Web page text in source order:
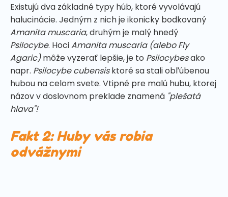
Existujú dva základné typy húb, ktoré vyvolávajú
halucinácie. Jedným z nich je ikonicky bodkovaný
Amanita muscaria, druhým je malý hnedý
Psilocybe. HociAmanita muscaria (alebo Fly
Agaric)môže vyzerať lepšie, je to Psilocybesako
napr. Psilocybe cubensisktoré sa stali obľúbenou
hubou na celom svete. Vtipné pre malú hubu, ktorej
názov v doslovnom preklade znamená "plešatá
hlava"!
Fakt 2: Huby vás robia
odvážnymi